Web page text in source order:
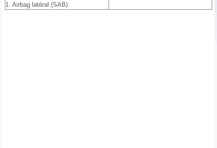
1. Airbag latéral (SAB)